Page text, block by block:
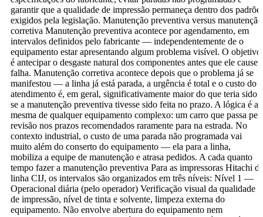
garantir que a qualidade de impressão permaneça dentro dos
exigidos pela legislação. Manutenção preventiva versus manutenção
corretiva Manutenção preventiva acontece por agendamento, em
intervalos definidos pelo fabricante — independentemente de o
equipamento estar apresentando algum problema visível. O objetivo
é antecipar o desgaste natural dos componentes antes que ele cause
falha. Manutenção corretiva acontece depois que o problema já se
manifestou — a linha já está parada, a urgência é total e o custo do
atendimento é, em geral, significativamente maior do que teria sido
se a manutenção preventiva tivesse sido feita no prazo. A lógica é a
mesma de qualquer equipamento complexo: um carro que passa
revisão nos prazos recomendados raramente para na estrada. No
contexto industrial, o custo de uma parada não programada vai
muito além do conserto do equipamento — ela para a linha,
mobiliza a equipe de manutenção e atrasa pedidos. A cada quanto
tempo fazer a manutenção preventiva Para as impressoras Hitachi da
linha CIJ, os intervalos são organizados em três níveis: Nível 1 —
Operacional diária (pelo operador) Verificação visual da qualidade
de impressão, nível de tinta e solvente, limpeza externa do
equipamento. Não envolve abertura do equipamento nem